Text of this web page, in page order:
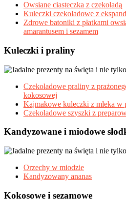
Owsiane ciasteczka z czekoladą
Kuleczki czekoladowe z
Zdrowe batoniki z płatkami
amarantusem i sezamem
Kuleczki i praliny
Czekoladowe praliny z
kokosowej
Kajmakowe kuleczki z mleka w
Czekoladowe szyszki z
Kandyzowane i miodowe
Orzechy w miodzie
Kandyzowany ananas
Kokosowe i sezamowe